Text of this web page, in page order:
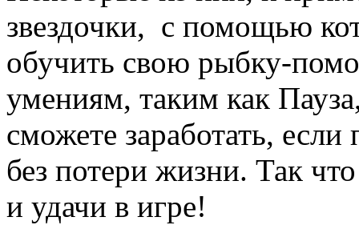
звездочки, с помощью
обучить свою рыбку-
умениям, таким как
сможете заработать, если
без потери жизни. Так
и удачи в игре!